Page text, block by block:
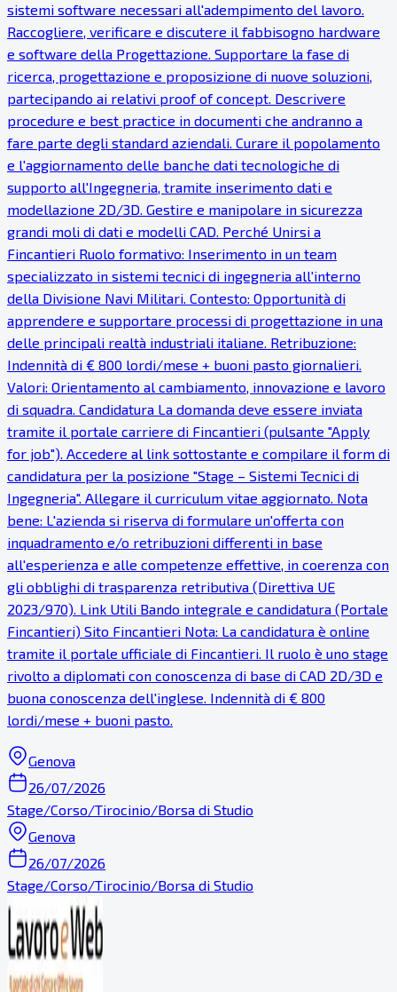
sistemi software necessari all'adempimento del lavoro.
Raccogliere, verificare e discutere il fabbisogno hardware
e software della Progettazione. Supportare la fase di
ricerca, progettazione e proposizione di nuove soluzioni,
partecipando ai relativi proof of concept. Descrivere
procedure e best practice in documenti che andranno a
fare parte degli standard aziendali. Curare il popolamento
e l'aggiornamento delle banche dati tecnologiche di
supporto all'Ingegneria, tramite inserimento dati e
modellazione 2D/3D. Gestire e manipolare in sicurezza
grandi moli di dati e modelli CAD. Perché Unirsi a
Fincantieri Ruolo formativo: Inserimento in un team
specializzato in sistemi tecnici di ingegneria all'interno
della Divisione Navi Militari. Contesto: Opportunità di
apprendere e supportare processi di progettazione in una
delle principali realtà industriali italiane. Retribuzione:
Indennità di € 800 lordi/mese + buoni pasto giornalieri.
Valori: Orientamento al cambiamento, innovazione e lavoro
di squadra. Candidatura La domanda deve essere inviata
tramite il portale carriere di Fincantieri (pulsante "Apply
for job"). Accedere al link sottostante e compilare il form di
candidatura per la posizione "Stage – Sistemi Tecnici di
Ingegneria". Allegare il curriculum vitae aggiornato. Nota
bene: L'azienda si riserva di formulare un'offerta con
inquadramento e/o retribuzioni differenti in base
all'esperienza e alle competenze effettive, in coerenza con
gli obblighi di trasparenza retributiva (Direttiva UE
2023/970). Link Utili Bando integrale e candidatura (Portale
Fincantieri) Sito Fincantieri Nota: La candidatura è online
tramite il portale ufficiale di Fincantieri. Il ruolo è uno stage
rivolto a diplomati con conoscenza di base di CAD 2D/3D e
buona conoscenza dell'inglese. Indennità di € 800
lordi/mese + buoni pasto.
Genova
26/07/2026
Stage/Corso/Tirocinio/Borsa di Studio
Genova
26/07/2026
Stage/Corso/Tirocinio/Borsa di Studio